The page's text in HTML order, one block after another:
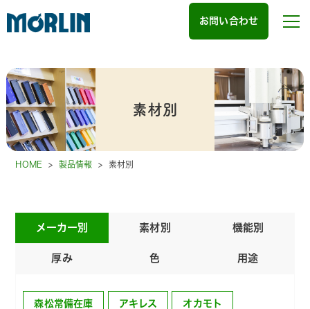
お問い合わせ
素材別
HOME > 製品情報 > 素材別
メーカー別 素材別 機能別
厚み 色 用途
森松常備在庫 アキレス オカモト